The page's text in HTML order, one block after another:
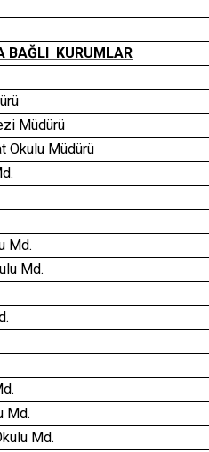
BAĞLI KURUMLAR
Müdürü
Okulu Müdürü
Md.
Md.
Md.
Md.